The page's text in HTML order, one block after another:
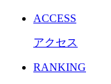
ACCESS
アクセス
RANKING